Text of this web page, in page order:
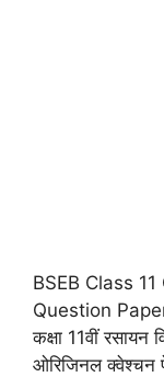
BSEB Class
Question Paper
कक्षा 11वीं रसायन
ओरिजिनल क्वेश्चन